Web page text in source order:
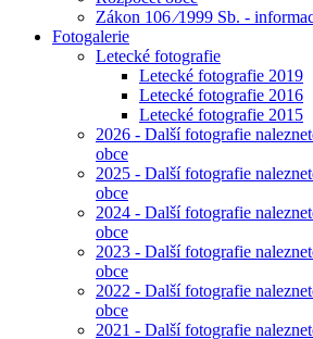
Zákon 106 ⁄1999 Sb. -
Fotogalerie
Letecké fotografie
Letecké fotografie 2019
Letecké fotografie 2016
Letecké fotografie 2015
2026 - Další fotografie
obce
2025 - Další fotografie
obce
2024 - Další fotografie
obce
2023 - Další fotografie
obce
2022 - Další fotografie
obce
2021 - Další fotografie